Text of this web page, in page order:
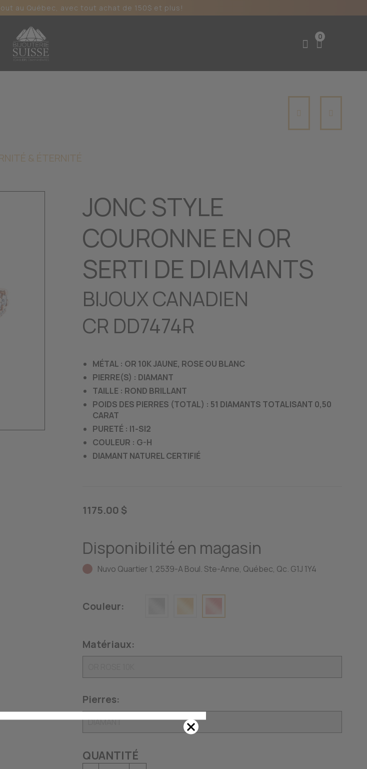
au Québec, avec tout achat de 150$ et plus!
0
& ÉTERNITÉ
JONC STYLE
COURONNE EN OR
SERTI DE DIAMANTS
BIJOUX CANADIEN
CR DD7474R
MÉTAL : OR 10K JAUNE, ROSE OU BLANC
PIERRE(S) : DIAMANT
TAILLE : ROND BRILLANT
POIDS DES PIERRES (TOTAL) : 51 DIAMANTS TOTALISANT 0,50
CARAT
PURETÉ : I1-SI2
COULEUR : G-H
DIAMANT NATUREL CERTIFIÉ
1175.00 $
Disponibilité en magasin
Nuvo Quartier 1, 2539-A Boul. Ste-Anne, Québec, Qc. G1J 1Y4
Couleur:
Matériaux:
Pierres:
QUANTITÉ